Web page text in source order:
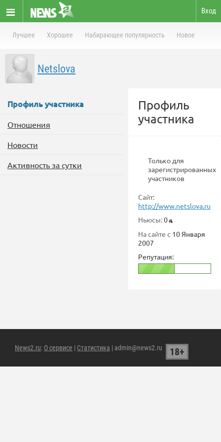
Вход
Лучшее Хорошее Набирающее популярность Новое
Netslova
Профиль участника
Отношения
Новости
Активность за сутки
Профиль
участника
Только для
зарегистрированных
участников
Сайт:
http://www.netslova.ru
Ньюсы:0
На сайте с 10 Января
2007
Репутация:
News2.ru: О сервисе | Статистика | admin@news2.ru 18+